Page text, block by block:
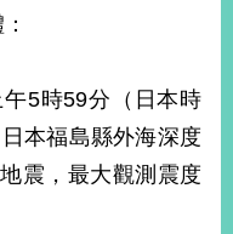
午5時59分（日本時
本福島縣外海深度
震，最大觀測震度